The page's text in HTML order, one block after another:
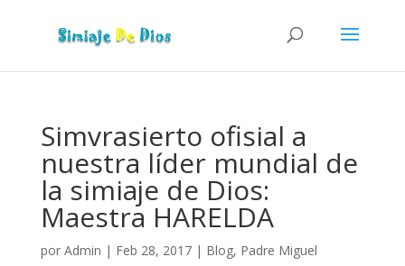
Simvrasierto ofisial a
nuestra líder mundial de
la simiaje de Dios:
Maestra HARELDA
por Admin | Feb 28, 2017| Blog, Padre Miguel